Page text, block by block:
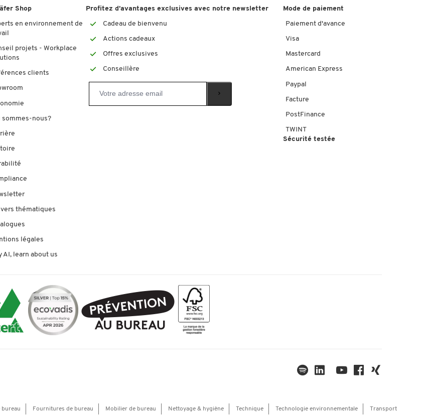
Shop
en environnement de
projets - Workplace
clients
sommes-nous?
thématiques
légales
AI, learn about us
Profitez d’avantages exclusives avec notre newsletter
Cadeau de bienvenu
Actions cadeaux
Offres exclusives
Conseillère
Mode de paiement
Paiement d'avance
Visa
Mastercard
American Express
Paypal
Facture
PostFinance
TWINT
Sécurité testée
bureau Fournitures de bureau Mobilier de bureau Nettoyage & hygiène Technique Technologie environnementale Transport